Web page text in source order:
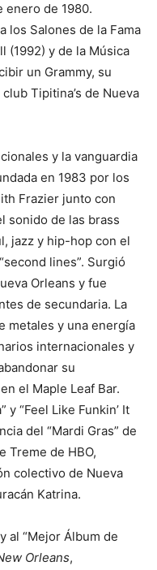
enero de 1980.
los Salones de la Fama
(1992) y de la Música
un Grammy, su
Tipitina’s de Nueva
y la vanguardia
en 1983 por los
Frazier junto con
sonido de las brass
jazz y hip-hop con el
lines”. Surgió
Orleans y fue
de secundaria. La
metales y una energía
internacionales y
su
el Maple Leaf Bar.
y “Feel Like Funkin’ It
del “Mardi Gras” de
Treme de HBO,
colectivo de Nueva
Katrina.
al “Mejor Álbum de
Orleans,